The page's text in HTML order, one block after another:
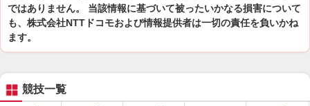
ではありません。 当該情報に基づいて被ったいかなる損害について
も、株式会社NTTドコモおよび情報提供者は一切の責任を負いかね
ます。
競技一覧